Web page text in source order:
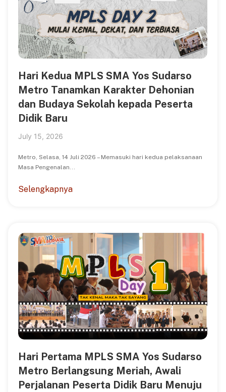
Hari Kedua MPLS SMA Yos Sudarso
Metro Tanamkan Karakter Dehonian
dan Budaya Sekolah kepada Peserta
Didik Baru
July 15, 2026
Metro, Selasa, 14 Juli 2026 – Memasuki hari kedua pelaksanaan
Masa Pengenalan...
Selengkapnya
Hari Pertama MPLS SMA Yos Sudarso
Metro Berlangsung Meriah, Awali
Perjalanan Peserta Didik Baru Menuju